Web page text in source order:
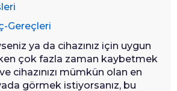
Gereçleri
ya da cihazınız için uygun
çok fazla zaman kaybetmek
cihazınızı mümkün olan en
görmek istiyorsanız, bu